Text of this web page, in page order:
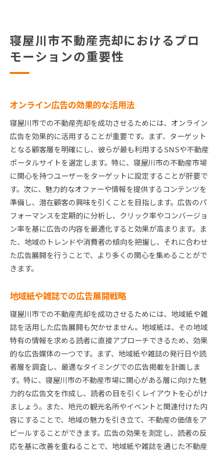
寝屋川市不動産売却におけるプロ
モーションの重要性
オンライン広告の効果的な活用法
寝屋川市での不動産売却を成功させるためには、オンライン
広告を効果的に活用することが重要です。まず、ターゲット
となる顧客層を明確にし、彼らが最も利用するSNSや不動産
ポータルサイトを選定します。特に、寝屋川市の不動産市場
に関心を持つユーザーをターゲットに設定することが肝要で
す。次に、魅力的なオファーや情報を提供するコンテンツを
準備し、潜在顧客の興味を引くことを目指します。広告のパ
フォーマンスを定期的に分析し、クリック率やコンバージョ
ン率を基に広告の内容を最適化すると効果が高まります。ま
た、地域のトレンドや消費者の傾向を把握し、それに合わせ
た広告展開を行うことで、より多くの関心を集めることがで
きます。
地域紙や雑誌での広告展開戦略
寝屋川市での不動産売却を成功させるためには、地域紙や雑
誌を活用した広告展開も欠かせません。地域紙は、その地域
特有の情報を求める読者に直接アプローチできるため、効果
的な広告媒体の一つです。まず、地域紙や雑誌の発行日や読
者層を調査し、最適なタイミングでの広告掲載を計画しま
す。特に、寝屋川市の不動産市場に関心がある層に向けた魅
力的な広告文を作成し、読者の目を引くレイアウトを心がけ
ましょう。また、地元の観光名所やイベントと関連付けた内
容にすることで、地域の魅力を引き立て、不動産の価値をア
ピールすることができます。広告の効果を測定し、読者の反
応を基に改善を重ねることで、地域紙や雑誌を通じた不動産